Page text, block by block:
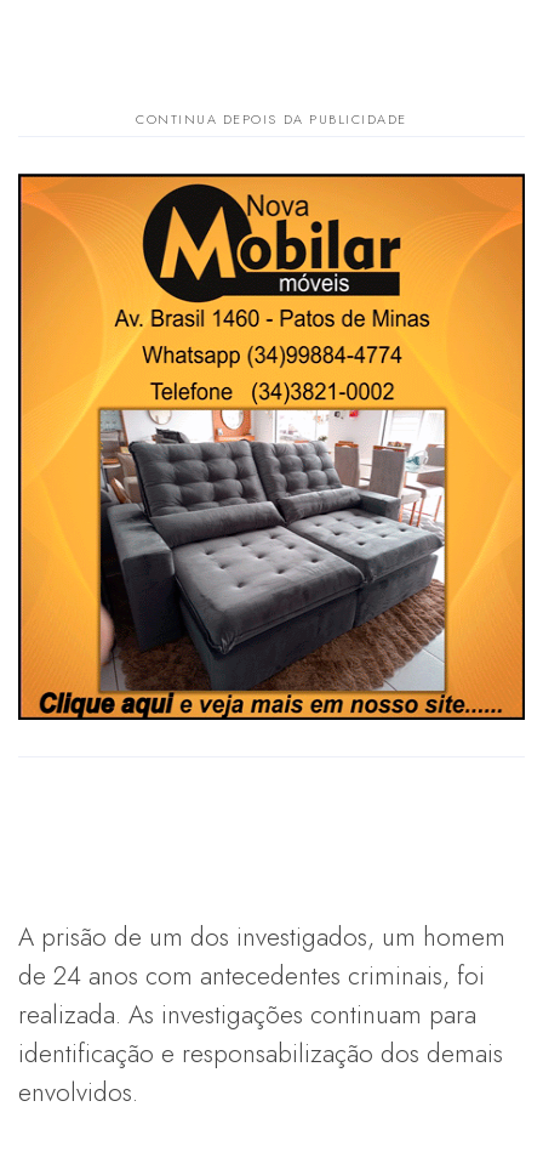
A prisão de um dos investigados, um homem
de 24 anos com antecedentes criminais, foi
realizada. As investigações continuam para
identificação e responsabilização dos demais
envolvidos.